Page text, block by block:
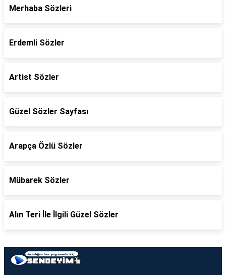
Merhaba Sözleri
Erdemli Sözler
Artist Sözler
Güzel Sözler Sayfası
Arapça Özlü Sözler
Mübarek Sözler
Alın Teri İle İlgili Güzel Sözler